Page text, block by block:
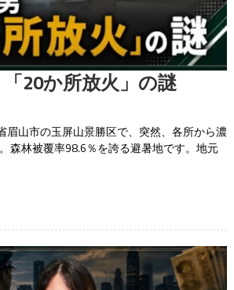
20か所放火」の謎
山市の玉屏山景勝区で、突然、各所から濃
森林被覆率98.6％を誇る避暑地です。地元